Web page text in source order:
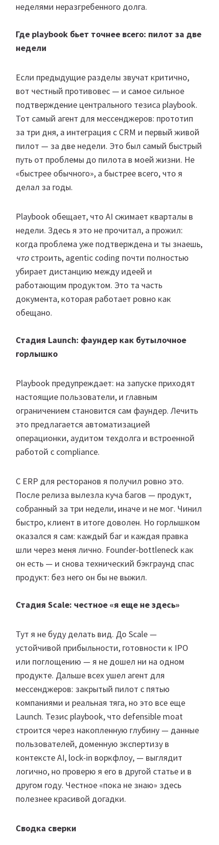
неделями неразгребенного долга.
Где playbook бьет точнее всего: пилот за две
недели
Если предыдущие разделы звучат критично,
вот честный противовес — и самое сильное
подтверждение центрального тезиса playbook.
Тот самый агент для мессенджеров: прототип
за три дня, а интеграция с CRM и первый живой
пилот — за две недели. Это был самый быстрый
путь от проблемы до пилота в моей жизни. Не
«быстрее обычного», а быстрее всего, что я
делал за годы.
Playbook обещает, что AI сжимает кварталы в
недели. Здесь я это не прочитал, а прожил:
когда проблема уже подтверждена и ты знаешь,
чтостроить, agentic coding почти полностью
убирает дистанцию между идеей и
работающим продуктом. Это та часть
документа, которая работает ровно как
обещано.
Стадия Launch: фаундер как бутылочное
горлышко
Playbook предупреждает: на запуске приходят
настоящие пользователи, и главным
ограничением становится сам фаундер. Лечить
это предлагается автоматизацией
операционки, аудитом техдолга и встроенной
работой с compliance.
С ERP для ресторанов я получил ровно это.
После релиза вылезла куча багов — продукт,
собранный за три недели, иначе и не мог. Чинил
быстро, клиент в итоге доволен. Но горлышком
оказался я сам: каждый баг и каждая правка
шли через меня лично. Founder-bottleneck как
он есть — и снова технический бэкграунд спас
продукт: без него он бы не выжил.
Стадия Scale: честное «я еще не здесь»
Тут я не буду делать вид. До Scale —
устойчивой прибыльности, готовности к IPO
или поглощению — я не дошел ни на одном
продукте. Дальше всех ушел агент для
мессенджеров: закрытый пилот с пятью
компаниями и реальная тяга, но это все еще
Launch. Тезис playbook, что defensible moat
строится через накопленную глубину — данные
пользователей, доменную экспертизу в
контексте AI, lock-in воркфлоу, — выглядит
логично, но проверю я его в другой статье и в
другом году. Честное «пока не знаю» здесь
полезнее красивой догадки.
Сводка сверки